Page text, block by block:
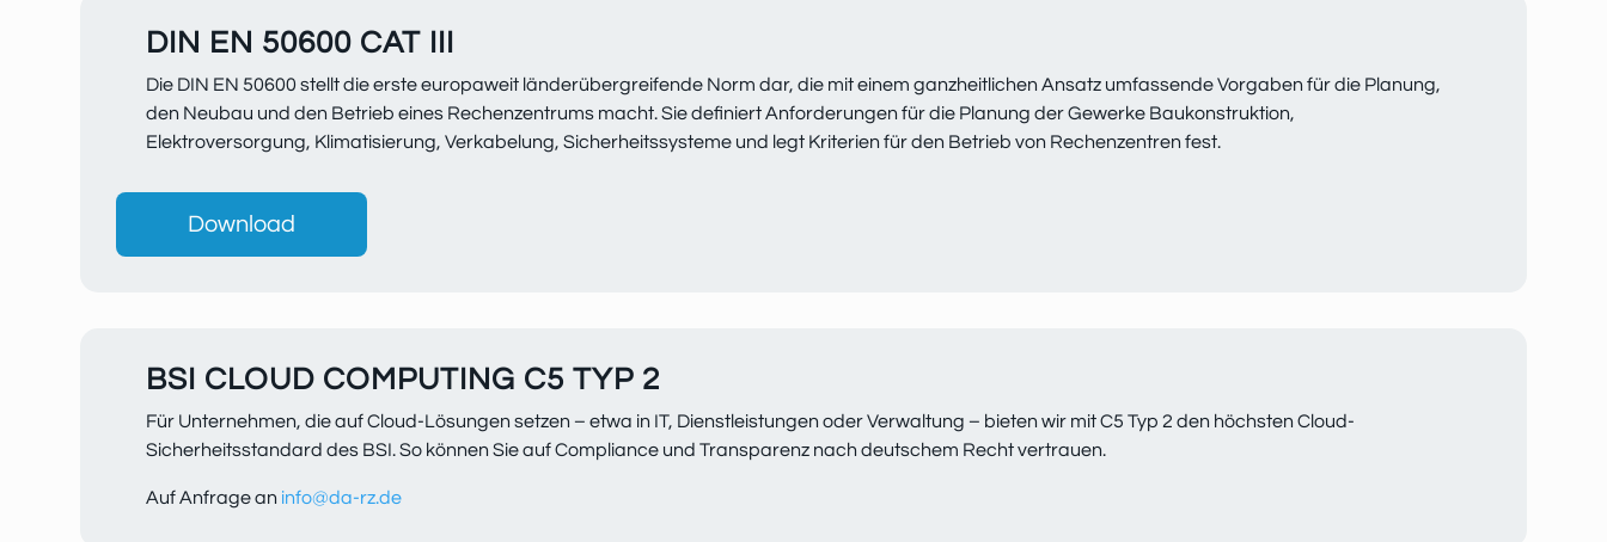
DIN EN 50600 CAT III
Die DIN EN 50600 stellt die erste europaweit länderübergreifende Norm dar, die mit einem ganzheitlichen Ansatz umfassende Vorgaben für die Planung,
den Neubau und den Betrieb eines Rechenzentrums macht. Sie definiert Anforderungen für die Planung der Gewerke Baukonstruktion,
Elektroversorgung, Klimatisierung, Verkabelung, Sicherheitssysteme und legt Kriterien für den Betrieb von Rechenzentren fest.
Download
BSI CLOUD COMPUTING C5 TYP 2
Für Unternehmen, die auf Cloud-Lösungen setzen – etwa in IT, Dienstleistungen oder Verwaltung – bieten wir mit C5 Typ 2 den höchsten Cloud-
Sicherheitsstandard des BSI. So können Sie auf Compliance und Transparenz nach deutschem Recht vertrauen.
Auf Anfrage an info@da-rz.de